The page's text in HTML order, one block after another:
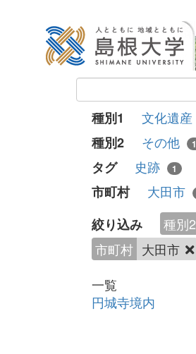
種別1 文化遺産
種別2 その他 1
タグ 史跡 1
市町村
大田市
絞り込み 種別2
市町村 大田市
一覧
円城寺境内